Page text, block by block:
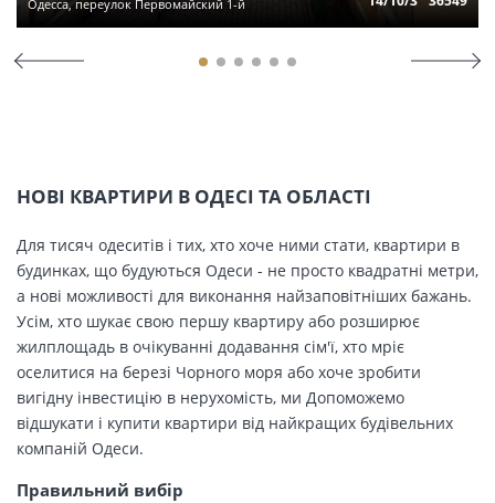
Одесса, переулок Первомайский 1-й
НОВІ КВАРТИРИ В ОДЕСІ ТА ОБЛАСТІ
Для тисяч одеситів і тих, хто хоче ними стати, квартири в
будинках, що будуються Одеси - не просто квадратні метри,
а нові можливості для виконання найзаповітніших бажань.
Усім, хто шукає свою першу квартиру або розширює
жилплощадь в очікуванні додавання сім'ї, хто мріє
оселитися на березі Чорного моря або хоче зробити
вигідну інвестицію в нерухомість, ми Допоможемо
відшукати і купити квартири від найкращих будівельних
компаній Одеси.
Правильний вибір